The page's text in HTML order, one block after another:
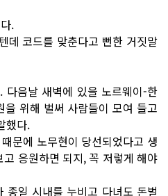
.
데 코드를 맞춘다고 뻔한 거짓말
다음날 새벽에 있을 노르웨이-한
위해 벌써 사람들이 모여 들고
했다.
문에 노무현이 당선되었다고 생
응원하면 되지, 꼭 저렇게 해야
종일 시내를 누비고 다녀도 돈벌